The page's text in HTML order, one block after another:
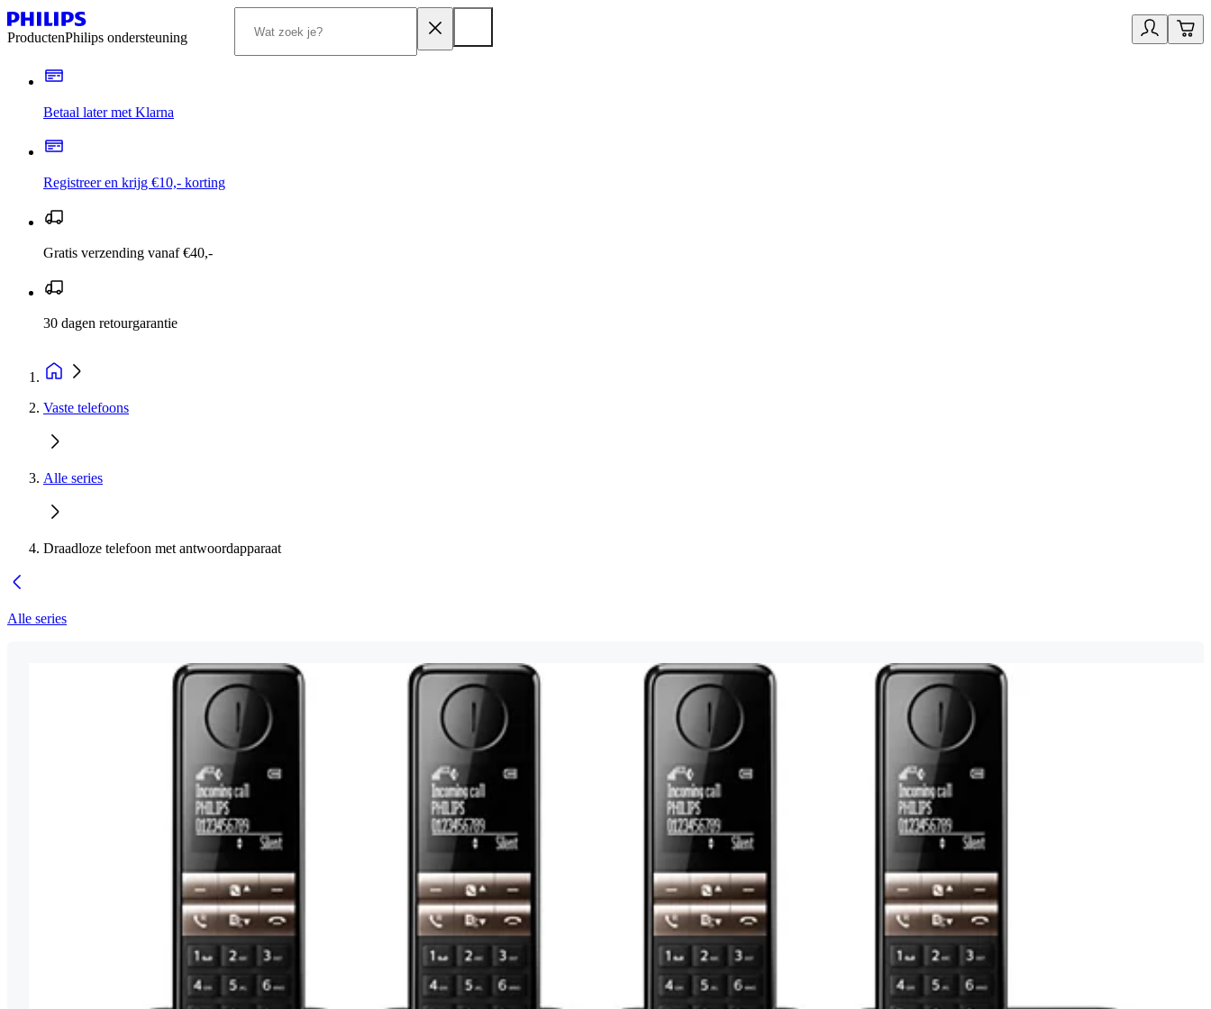
ProductenPhilips ondersteuning
Betaal later met Klarna
Registreer en krijg €10,- korting
Gratis verzending vanaf €40,-
30 dagen retourgarantie
Vaste telefoons
Alle series
Draadloze telefoon met antwoordapparaat
Alle series